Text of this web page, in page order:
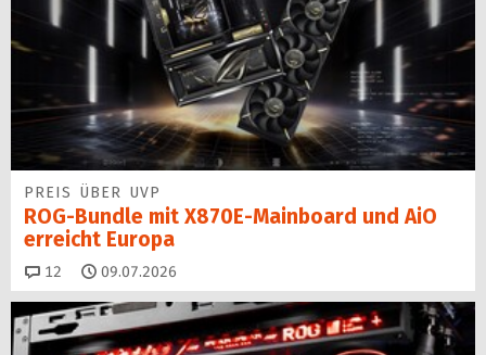
PREIS ÜBER UVP
ROG-Bundle mit X870E-Mainboard und AiO
erreicht Europa
12 Kommentare
09.07.2026